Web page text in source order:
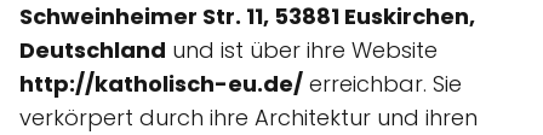
Schweinheimer Str. 11, 53881 Euskirchen,
Deutschland und ist über ihre Website
http://katholisch-eu.de/ erreichbar. Sie
verkörpert durch ihre Architektur und ihren